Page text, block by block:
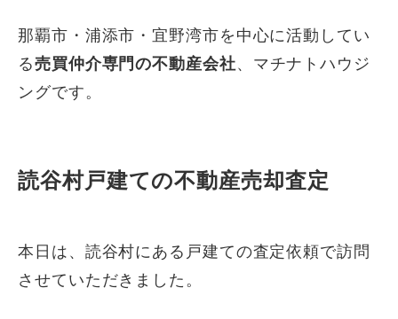
那覇市・浦添市・宜野湾市を中心に活動してい
る売買仲介専門の不動産会社、マチナトハウジ
ングです。
読谷村戸建ての不動産売却査定
本日は、読谷村にある戸建ての査定依頼で訪問
させていただきました。